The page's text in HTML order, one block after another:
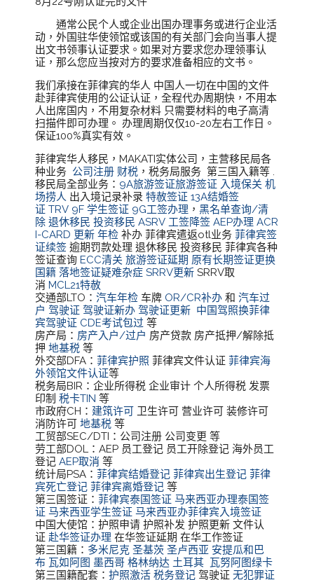
通常公民个人或企业出国办理事务或进行企业活
动，外国驻华使领馆或该国的有关部门会向当事人提
出文书领事认证要求。如果对方要求您办理领事认
证，那么您应当按对方的要求准备相应的文书。
我们承接在菲律宾的华人 中国人一切在中国的文件
赴菲律宾使用的公证认证，全程代办周期快，不用本
人出席国内，不用复杂材料 只需要材料的电子高清
扫描件即可办理。 办理周期仅仅10-20左右工作日。
保证100%真实有效。
菲律宾华人移民，MAKATI实体公司，主营移民局各
种业务 公司注册 财税 ，税务局服务 第三国入籍等 .
移民局全部业务： 9A旅游签证旅游签证 入境保关 机
场捞人 出入境记录补录特赦签证 13A结婚签
证 TRV 9F 学生签证 9G工签办理 ，黑名单查询/清
除 退休移民投资移民 ASRV 工签降签 AEP办理 ACR
I-CARD 更新 年检补办 菲律宾遣返otl业务菲律宾签
证续签 逾期罚款处理 退休移民 投资移民 菲律宾各种
签证查询ECC清关 旅游签证延期 原有长期签证更换
国籍 落地签证疑难杂症 SRRV更新 SRRV取
消MCL21特赦
交通部LTO：汽车年检 车牌 OR/CR补办 和汽车过
户 驾驶证 驾驶证新办 驾驶证更新 中国驾照换菲律
宾驾驶证 CDE考试包过 等
房产局： 房产入户/过户 房产贷款 房产抵押/解除抵
押地基税 等
外交部DFA：菲律宾护照 菲律宾文件认证菲律宾海
外领馆文件认证等
税务局BIR：企业所得税 企业审计 个人所得税 发票
印制税卡TIN等
市政府CH： 建筑许可 卫生许可 营业许可 装修许可
消防许可地基税 等
工贸部SEC/DTI：公司注册 公司变更 等
劳工部DOL：AEP 员工登记 员工开除登记 海外员工
登记AEP取消 等
统计局PSA：菲律宾结婚登记 菲律宾出生登记 菲律
宾死亡登记 菲律宾离婚登记 等
第三国签证：菲律宾泰国签证 马来西亚办理泰国签
证 马来西亚学生签证 马来西亚办菲律宾入境签证
中国大使馆：护照申请 护照补发 护照更新 文件认
证赴华签证办理 在华签证延期 在华工作签证
第三国籍： 多米尼克 圣基茨 圣卢西亚 安提瓜和巴
布 瓦如阿图 墨西哥格林纳达 土耳其 瓦努阿图绿卡
第三国籍配套：护照激活 税务登记 驾驶证无犯罪证